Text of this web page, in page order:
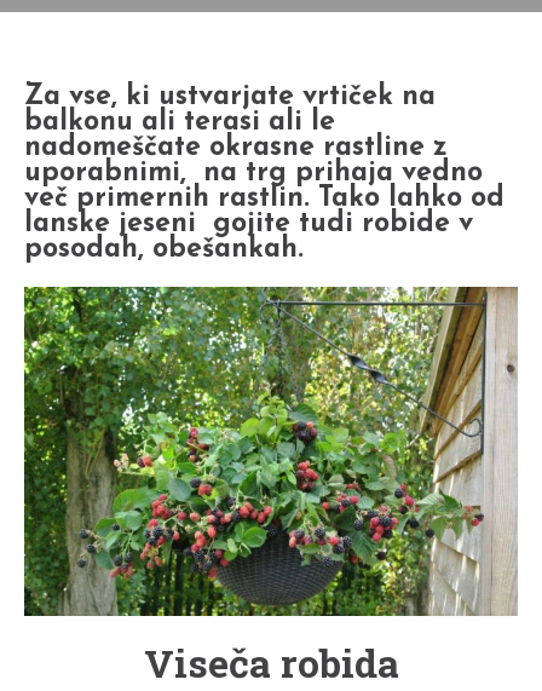
Za vse, ki ustvarjate vrtiček na
balkonu ali terasi ali le
nadomeščate okrasne rastline z
uporabnimi, na trg prihaja vedno
več primernih rastlin. Tako lahko od
lanske jeseni gojite tudi robide v
posodah, obešankah.
Viseča robida